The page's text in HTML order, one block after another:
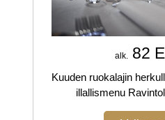
alk. 82
Kuuden ruokalajin
illallismenu